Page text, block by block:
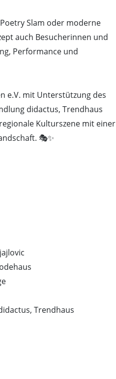
Slam oder moderne
auch Besucherinnen und
Performance und
e.V. mit Unterstützung des
didactus, Trendhaus
Kulturszene mit einer
🎭✨
Trendhaus